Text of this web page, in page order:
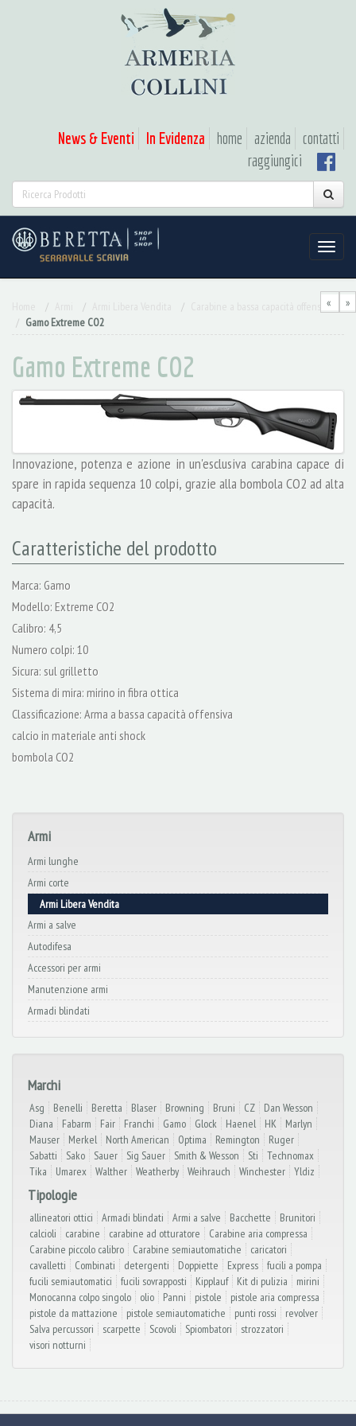
News & Eventi In Evidenza home azienda
contatti
raggiungici
Carabine a bassa capacità offensiva
Gamo Extreme CO2
Gamo Extreme CO2
« »
Innovazione, potenza e azione in un'esclusiva carabina capace di
spare in rapida sequenza 10 colpi, grazie alla bombola CO2 ad alta
capacità.
Caratteristiche del prodotto
Marca: Gamo
Modello: Extreme CO2
Calibro: 4,5
Numero colpi: 10
Sicura: sul grilletto
Sistema di mira: mirino in fibra ottica
Classificazione: Arma a bassa capacità offensiva
calcio in materiale anti shock
bombola CO2
Armi
Armi lunghe
Armi corte
Armi Libera Vendita
Armi a salve
Autodifesa
Accessori per armi
Manutenzione armi
Armadi blindati
Marchi
Asg Benelli Beretta Blaser Browning Bruni CZ
Dan Wesson
Diana
Fabarm Fair Franchi Gamo Glock Haenel HK
Marlyn
Mauser
Merkel North American Optima Remington
Ruger
Sabatti
Sako Sauer Sig Sauer Smith & Wesson Sti
Technomax
Tika
Umarex Walther Weatherby Weihrauch Winchester Yldiz
Tipologie
allineatori ottici Armadi blindati Armi a salve Bacchette
Brunitori
calcioli
carabine carabine ad otturatore
Carabine aria compressa
Carabine piccolo calibro
Carabine semiautomatiche
caricatori
cavalletti
Combinati detergenti Doppiette Express
fucili a pompa
fucili semiautomatici
fucili sovrapposti Kipplauf Kit di pulizia
mirini
Monocanna colpo singolo
olio Panni pistole
pistole aria compressa
pistole da mattazione
pistole semiautomatiche punti rossi
revolver
Salva percussori
scarpette Scovoli Spiombatori
strozzatori
visori notturni
© Armeria Collini 2026- Via Berthoud, 121 Serravalle Scrivia (AL) - Tel. e Fax: